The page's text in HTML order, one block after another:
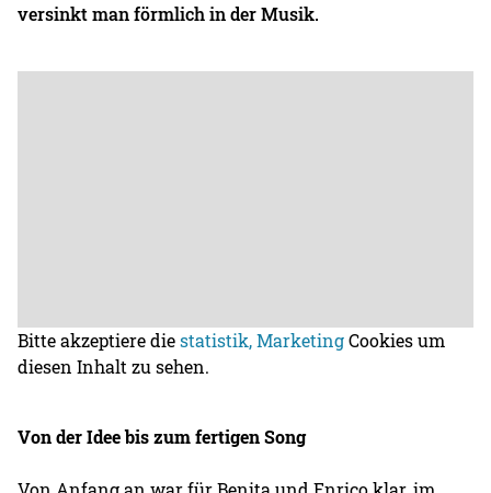
versinkt man förmlich in der Musik.
Bitte akzeptiere diestatistik, MarketingCookies um
diesen Inhalt zu sehen.
Von der Idee bis zum fertigen Song